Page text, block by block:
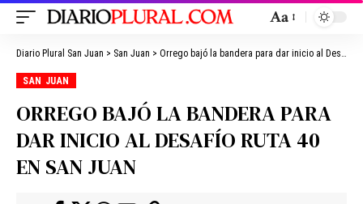
Aa
Diario Plural San Juan > San Juan > Orrego bajó la bandera para dar inicio al Desafío Ruta 40 en San Juan
SAN JUAN
ORREGO BAJÓ LA BANDERA PARA
DAR INICIO AL DESAFÍO RUTA 40
EN SAN JUAN